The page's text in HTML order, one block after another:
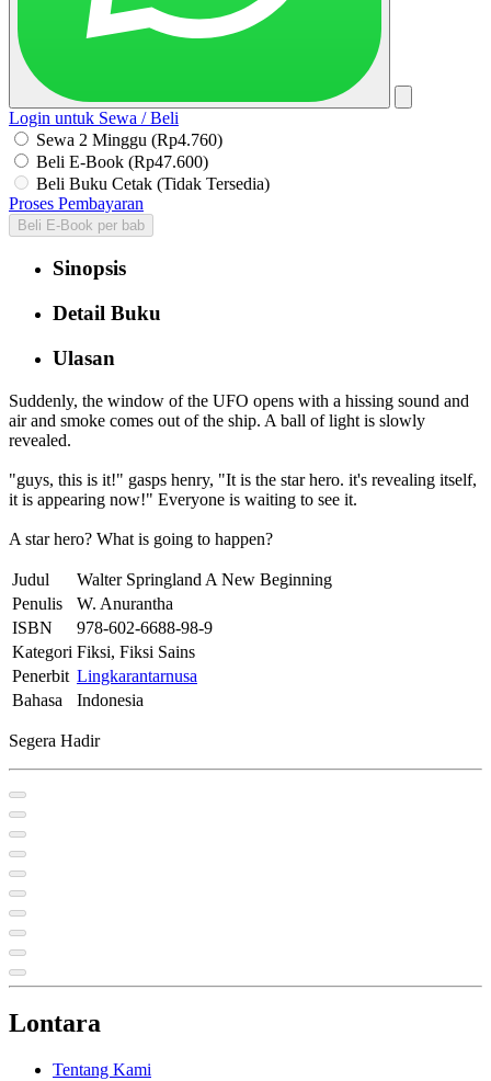
Login untuk Sewa / Beli
Sewa 2 Minggu (Rp4.760)
Beli E-Book (Rp47.600)
Beli Buku Cetak (Tidak Tersedia)
Proses Pembayaran
Beli E-Book per bab
Sinopsis
Detail Buku
Ulasan
Suddenly, the window of the UFO opens with a hissing sound and
air and smoke comes out of the ship. A ball of light is slowly
revealed.
"guys, this is it!" gasps henry, "It is the star hero. it's revealing itself,
it is appearing now!" Everyone is waiting to see it.
A star hero? What is going to happen?
Judul
Walter Springland A New Beginning
Penulis
W. Anurantha
ISBN
978-602-6688-98-9
Kategori Fiksi, Fiksi Sains
Penerbit Lingkarantarnusa
Bahasa
Indonesia
Segera Hadir
Lontara
Tentang Kami